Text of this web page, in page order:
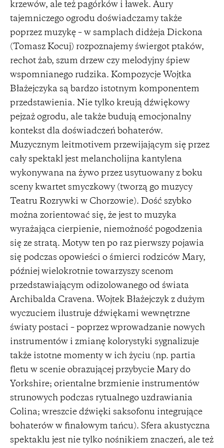
krzewów, ale też pagórków i ławek. Aury
tajemniczego ogrodu doświadczamy także
poprzez muzykę – w samplach didżeja Dickona
(Tomasz Kocuj) rozpoznajemy świergot ptaków,
rechot żab, szum drzew czy melodyjny śpiew
wspomnianego rudzika. Kompozycje Wojtka
Błażejczyka są bardzo istotnym komponentem
przedstawienia. Nie tylko kreują dźwiękowy
pejzaż ogrodu, ale także budują emocjonalny
kontekst dla doświadczeń bohaterów.
Muzycznym leitmotivem przewijającym się przez
cały spektakl jest melancholijna kantylena
wykonywana na żywo przez usytuowany z boku
sceny kwartet smyczkowy (tworzą go muzycy
Teatru Rozrywki w Chorzowie). Dość szybko
można zorientować się, że jest to muzyka
wyrażająca cierpienie, niemożność pogodzenia
się ze stratą. Motyw ten po raz pierwszy pojawia
się podczas opowieści o śmierci rodziców Mary,
później wielokrotnie towarzyszy scenom
przedstawiającym odizolowanego od świata
Archibalda Cravena. Wojtek Błażejczyk z dużym
wyczuciem ilustruje dźwiękami wewnętrzne
światy postaci – poprzez wprowadzanie nowych
instrumentów i zmianę kolorystyki sygnalizuje
także istotne momenty w ich życiu (np. partia
fletu w scenie obrazującej przybycie Mary do
Yorkshire; orientalne brzmienie instrumentów
strunowych podczas rytualnego uzdrawiania
Colina; wreszcie dźwięki saksofonu integrujące
bohaterów w finałowym tańcu). Sfera akustyczna
spektaklu jest nie tylko nośnikiem znaczeń, ale też